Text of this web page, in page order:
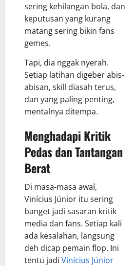
sering kehilangan bola, dan
keputusan yang kurang
matang sering bikin fans
gemes.
Tapi, dia nggak nyerah.
Setiap latihan digeber abis-
abisan, skill diasah terus,
dan yang paling penting,
mentalnya ditempa.
Menghadapi Kritik
Pedas dan Tantangan
Berat
Di masa-masa awal,
Vinícius Júnior itu sering
banget jadi sasaran kritik
media dan fans. Setiap kali
ada kesalahan, langsung
deh dicap pemain flop. Ini
tentu jadi Vinícius Júnior